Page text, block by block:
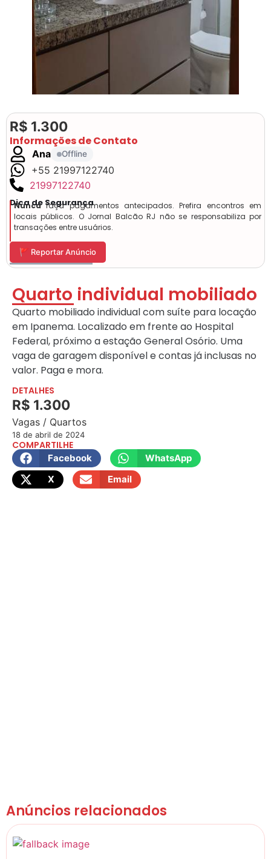
R$ 1.300
Informações de Contato
Ana Offline
+55 21997122740
21997122740
Dica de Segurança
Nuncafaça pagamentos antecipados. Prefira encontros em
locais públicos. O Jornal Balcão RJ não se responsabiliza por
transações entre usuários.
🚩 Reportar Anúncio
Quarto individual mobiliado
Quarto mobiliado individual com suíte para locação
em Ipanema. Localizado em frente ao Hospital
Federal, próximo a estação General Osório. Uma
vaga de garagem disponível e contas já inclusas no
valor. Paga e mora.
DETALHES
R$ 1.300
Vagas / Quartos
18 de abril de 2024
COMPARTILHE
Facebook
WhatsApp
X
Email
Anúncios relacionados